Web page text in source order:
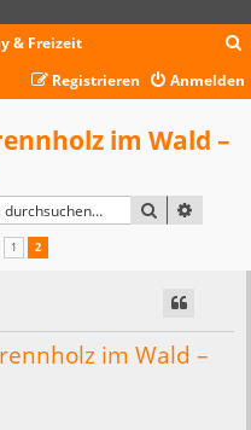
& Freizeit
c
Anmelden
Registrieren
im Wald –
SUCHE
VORHERIGE
1 2
im Wald –